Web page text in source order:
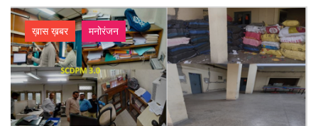
ख़ास ख़बर मनोरंजन